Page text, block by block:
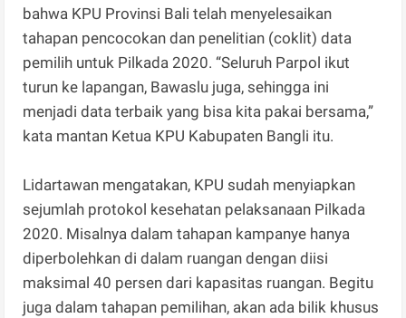
bahwa KPU Provinsi Bali telah menyelesaikan
tahapan pencocokan dan penelitian (coklit) data
pemilih untuk Pilkada 2020. “Seluruh Parpol ikut
turun ke lapangan, Bawaslu juga, sehingga ini
menjadi data terbaik yang bisa kita pakai bersama,”
kata mantan Ketua KPU Kabupaten Bangli itu.
Lidartawan mengatakan, KPU sudah menyiapkan
sejumlah protokol kesehatan pelaksanaan Pilkada
2020. Misalnya dalam tahapan kampanye hanya
diperbolehkan di dalam ruangan dengan diisi
maksimal 40 persen dari kapasitas ruangan. Begitu
juga dalam tahapan pemilihan, akan ada bilik khusus